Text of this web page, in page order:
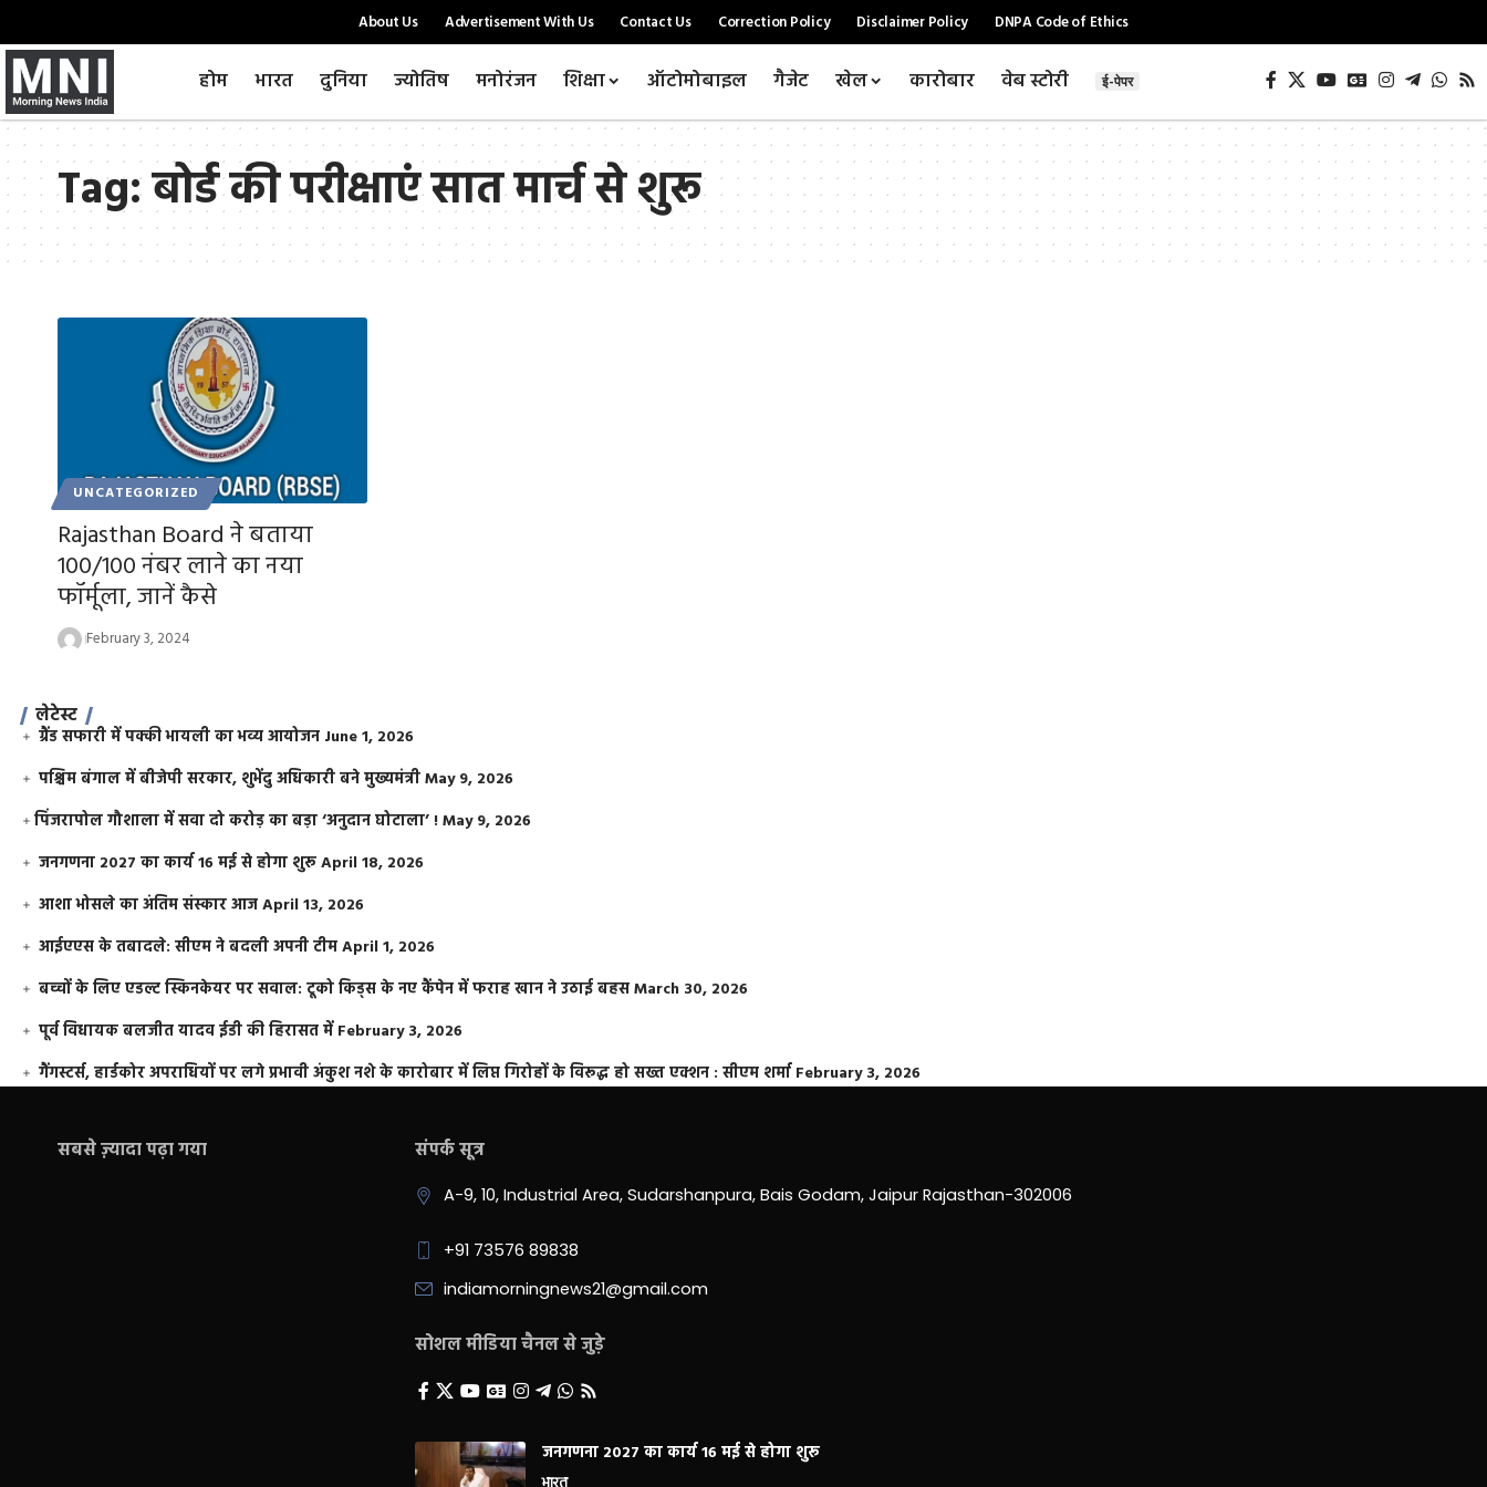
About Us Advertisement With Us Contact Us Correction Policy Disclaimer Policy DNPA Code of Ethics
होम भारत दुनिया ज्योतिष मनोरंजन शिक्षा ऑटोमोबाइल गैजेट खेल कारोबार वेब स्टोरी ई-पेपर
Tag:बोर्ड की परीक्षाएं सात मार्च से शुरू
UNCATEGORIZED
Rajasthan Board ने बताया
100/100 नंबर लाने का नया
फॉर्मूला, जानें कैसे
February 3, 2024
लेटेस्ट
ग्रैंड सफारी में पक्की भायली का भव्य आयोजन June 1, 2026
पश्चिम बंगाल में बीजेपी सरकार, शुभेंदु अधिकारी बने मुख्यमंत्रीMay 9, 2026
​पिंजरापोल गौशाला में सवा दो करोड़ का बड़ा ‘अनुदान घोटाला’ !May 9, 2026
जनगणना 2027 का कार्य 16 मई से होगा शुरूApril 18, 2026
आशा भोसले का अंतिम संस्कार आजApril 13, 2026
आईएएस के तबादले: सीएम ने बदली अपनी टीमApril 1, 2026
बच्चों के लिए एडल्ट स्किनकेयर पर सवाल: टूको किड्स के नए कैंपेन में फराह खान ने उठाई बहसMarch 30, 2026
पूर्व विधायक बलजीत यादव ईडी की हिरासत में February 3, 2026
गैंगस्टर्स, हार्डकोर अपराधियों पर लगे प्रभावी अंकुश नशे के कारोबार में लिप्त गिरोहों के विरूद्ध हो सख्त एक्शन : सीएम शर्मा February 3, 2026
सबसे ज़्यादा पढ़ा गया संपर्क सूत्र
A-9, 10, Industrial Area, Sudarshanpura, Bais Godam, Jaipur Rajasthan-302006
+91 73576 89838
indiamorningnews21@gmail.com
सोशल मीडिया चैनल से जुड़े
जनगणना 2027 का कार्य 16 मई से होगा शुरू